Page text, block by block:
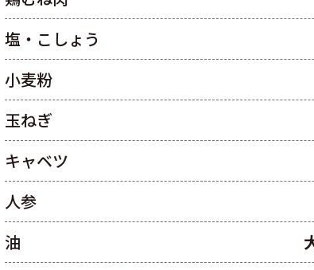
塩・こしょう
小麦粉
玉ねぎ
キャベツ
人参
油